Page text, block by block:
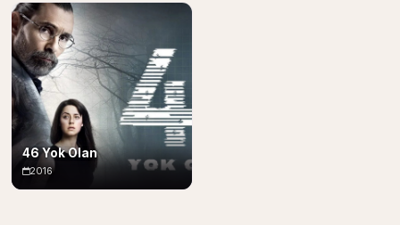
46 Yok Olan
2016